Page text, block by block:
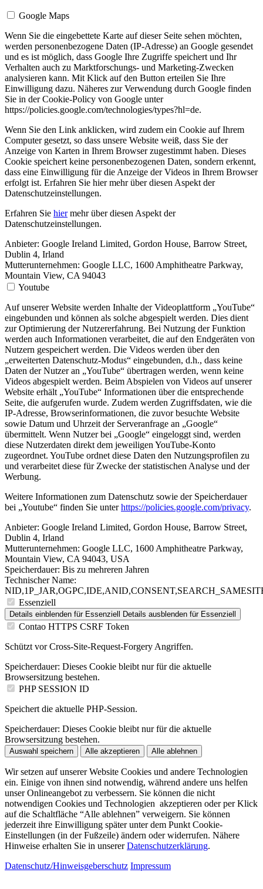
Google Maps
Wenn Sie die eingebettete Karte auf dieser Seite sehen möchten,
werden personenbezogene Daten (IP-Adresse) an Google gesendet
und es ist möglich, dass Google Ihre Zugriffe speichert und Ihr
Verhalten auch zu Marktforschungs- und Marketing-Zwecken
analysieren kann. Mit Klick auf den Button erteilen Sie Ihre
Einwilligung dazu. Näheres zur Verwendung durch Google finden
Sie in der Cookie-Policy von Google unter
https://policies.google.com/technologies/types?hl=de.
Wenn Sie den Link anklicken, wird zudem ein Cookie auf Ihrem
Computer gesetzt, so dass unsere Website weiß, dass Sie der
Anzeige von Karten in Ihrem Browser zugestimmt haben. Dieses
Cookie speichert keine personenbezogenen Daten, sondern erkennt,
dass eine Einwilligung für die Anzeige der Videos in Ihrem Browser
erfolgt ist. Erfahren Sie hier mehr über diesen Aspekt der
Datenschutzeinstellungen.
Erfahren Sie hiermehr über diesen Aspekt der
Datenschutzeinstellungen.
Anbieter: Google Ireland Limited, Gordon House, Barrow Street,
Dublin 4, Irland
Mutterunternehmen: Google LLC, 1600 Amphitheatre Parkway,
Mountain View, CA 94043
Youtube
Auf unserer Website werden Inhalte der Videoplattform „YouTube“
eingebunden und können als solche abgespielt werden. Dies dient
zur Optimierung der Nutzererfahrung. Bei Nutzung der Funktion
werden auch Informationen verarbeitet, die auf den Endgeräten von
Nutzern gespeichert werden. Die Videos werden über den
„erweiterten Datenschutz-Modus“ eingebunden, d.h., dass keine
Daten der Nutzer an „YouTube“ übertragen werden, wenn keine
Videos abgespielt werden. Beim Abspielen von Videos auf unserer
Website erhält „YouTube“ Informationen über die entsprechende
Seite, die aufgerufen wurde. Zudem werden Zugriffsdaten, wie die
IP-Adresse, Browserinformationen, die zuvor besuchte Website
sowie Datum und Uhrzeit der Serveranfrage an „Google“
übermittelt. Wenn Nutzer bei „Google“ eingeloggt sind, werden
diese Nutzerdaten direkt dem jeweiligen YouTube-Konto
zugeordnet. YouTube ordnet diese Daten den Nutzungsprofilen zu
und verarbeitet diese für Zwecke der statistischen Analyse und der
Werbung.
Weitere Informationen zum Datenschutz sowie der Speicherdauer
bei „Youtube“ finden Sie unterhttps://policies.google.com/privacy.
Anbieter: Google Ireland Limited, Gordon House, Barrow Street,
Dublin 4, Irland
Mutterunternehmen: Google LLC, 1600 Amphitheatre Parkway,
Mountain View, CA 94043, USA
Speicherdauer: Bis zu mehreren Jahren
Technischer Name:
Essenziell
Details einblenden für Essenziell Details ausblenden für Essenziell
Contao HTTPS CSRF Token
Schützt vor Cross-Site-Request-Forgery Angriffen.
Speicherdauer: Dieses Cookie bleibt nur für die aktuelle
Browsersitzung bestehen.
PHP SESSION ID
Speichert die aktuelle PHP-Session.
Speicherdauer: Dieses Cookie bleibt nur für die aktuelle
Browsersitzung bestehen.
Auswahl speichern Alle akzeptieren Alle ablehnen
Wir setzen auf unserer Website Cookies und andere Technologien
ein. Einige von ihnen sind notwendig, während andere uns helfen
unser Onlineangebot zu verbessern. Sie können die nicht
notwendigen Cookies und Technologien akzeptieren oder per Klick
auf die Schaltfläche “Alle ablehnen” verweigern. Sie können
jederzeit ihre Einwilligung später unter dem Punkt Cookie-
Einstellungen (in der Fußzeile) ändern oder widerrufen. Nähere
Hinweise erhalten Sie in unsererDatenschutzerklärung.
Datenschutz/Hinweisgeberschutz Impressum